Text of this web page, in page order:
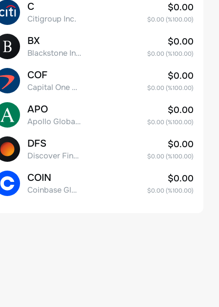
C
Citigroup Inc.
$0.00
$0.00(%100.00)
BX
Blackstone Inc.
$0.00
$0.00(%100.00)
COF
Capital One Financial
$0.00
$0.00(%100.00)
APO
Apollo Global Management, Inc.
$0.00
$0.00(%100.00)
DFS
Discover Financial Services
$0.00
$0.00(%100.00)
COIN
Coinbase Global, Inc. Class A Common Stock
$0.00
$0.00(%100.00)